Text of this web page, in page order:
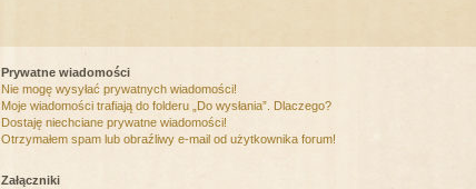
Prywatne wiadomości
Nie mogę wysyłać prywatnych wiadomości!
Moje wiadomości trafiają do folderu „Do wysłania”. Dlaczego?
Dostaję niechciane prywatne wiadomości!
Otrzymałem spam lub obraźliwy e-mail od użytkownika forum!
Załączniki